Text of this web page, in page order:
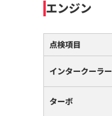
エンジン
点検項目
インタークーラー
ターボ